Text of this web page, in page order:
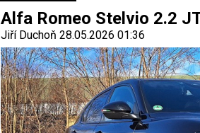
Alfa Romeo Stelvio 2.2
Jiří Duchoň 28.05.2026 01:36